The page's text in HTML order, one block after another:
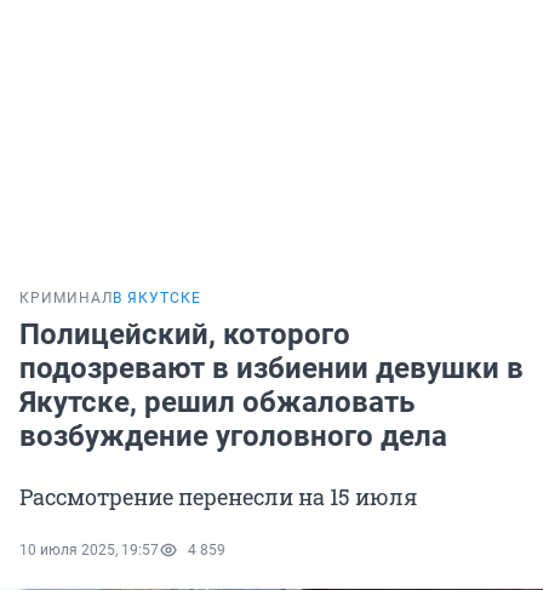
КРИМИНАЛ В ЯКУТСКЕ
Полицейский, которого
подозревают в избиении девушки в
Якутске, решил обжаловать
возбуждение уголовного дела
Рассмотрение перенесли на 15 июля
10 июля 2025, 19:57 4 859